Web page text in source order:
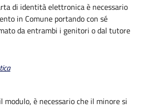
di identità elettronica è necessario
in Comune portando con sé
da entrambi i genitori o dal tutore
modulo, è necessario che il minore si